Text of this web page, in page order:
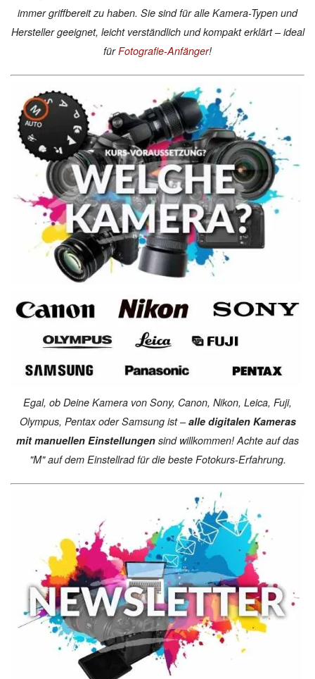
immer griffbereit zu haben. Sie sind für alle Kamera-Typen und
Hersteller geeignet, leicht verständlich und kompakt erklärt – ideal
fürFotografie-Anfänger!
Egal, ob Deine Kamera von Sony, Canon, Nikon, Leica, Fuji,
Olympus, Pentax oder Samsung ist –alle digitalen Kameras
mit manuellen Einstellungen sind willkommen! Achte auf das
"M" auf dem Einstellrad für die beste Fotokurs-Erfahrung.